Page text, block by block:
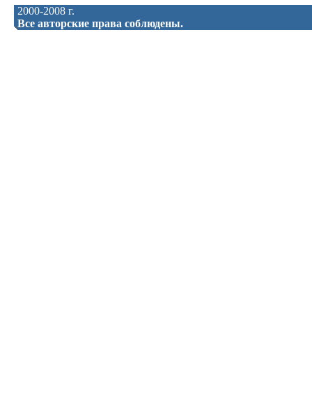
2000-2008 г.
Все авторские права соблюдены.